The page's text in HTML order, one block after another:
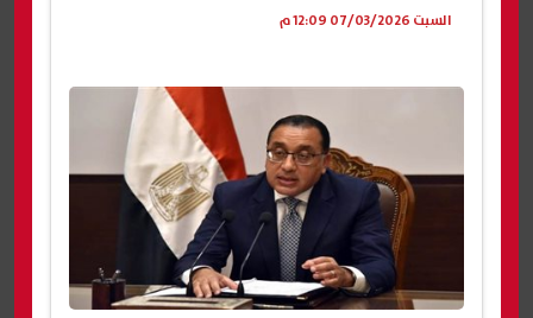
السبت 07/03/2026 12:09 م